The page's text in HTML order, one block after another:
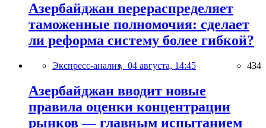
Азербайджан перераспределяет
таможенные полномочия: сделает
ли реформа систему более гибкой?
Экспресс-анализ, 04 августа, 14:45 434
Азербайджан вводит новые
правила оценки концентрации
рынков — главным испытанием